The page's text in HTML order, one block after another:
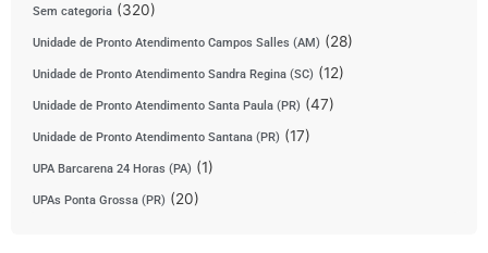
Sem categoria (320)
Unidade de Pronto Atendimento Campos Salles (AM) (28)
Unidade de Pronto Atendimento Sandra Regina (SC) (12)
Unidade de Pronto Atendimento Santa Paula (PR) (47)
Unidade de Pronto Atendimento Santana (PR) (17)
UPA Barcarena 24 Horas (PA) (1)
UPAs Ponta Grossa (PR) (20)